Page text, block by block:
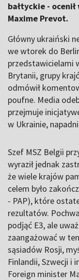
bałtyckie -
Maxime Prevot.
Główny ukraiński
we wtorek do
przedstawicielami
Brytanii, grupy
odmówił
poufne. Media
przejmuje
w Ukrainie,
Szef MSZ Belgii
wyraził jednak
że wiele krajów
celem było
- PAP), które
rezultatów.
podjąć E3, ale
zaangażować w
sąsiadów Rosji,
Finlandii, Szwecji i
Foreign minister